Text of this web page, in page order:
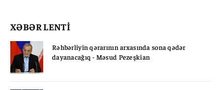
XƏBƏR LENTİ
Rəhbərliyin qərarının arxasında sona qədər
dayanacağıq - Məsud Pezeşkian